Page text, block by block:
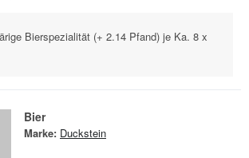
Bierspezialität (+ 2.14 Pfand) je Ka. 8 x
Bier
Marke: Duckstein